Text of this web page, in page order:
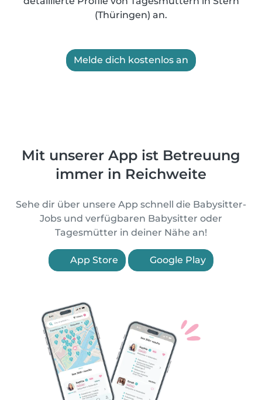
(Thüringen) an.
Melde dich kostenlos an
Mit unserer App ist Betreuung
immer in Reichweite
Sehe dir über unsere App schnell die Babysitter-
Jobs und verfügbaren Babysitter oder
Tagesmütter in deiner Nähe an!
App Store Google Play